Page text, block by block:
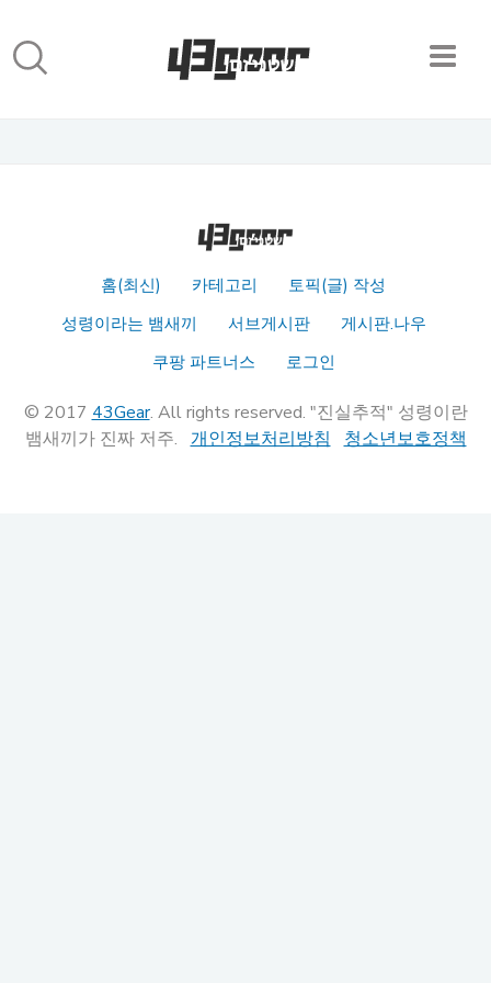
홈(최신) 카테고리
토픽(글) 작성
성령이라는 뱀새끼
서브게시판
게시판.나우
쿠팡 파트너스
로그인
© 2017 43Gear. All rights reserved. "진실추적" 성령이란
뱀새끼가 진짜 저주. 개인정보처리방침 청소년보호정책